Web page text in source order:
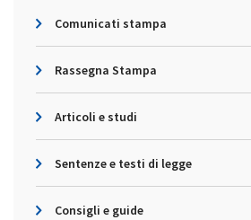
Comunicati stampa
Rassegna Stampa
Articoli e studi
Sentenze e testi di legge
Consigli e guide